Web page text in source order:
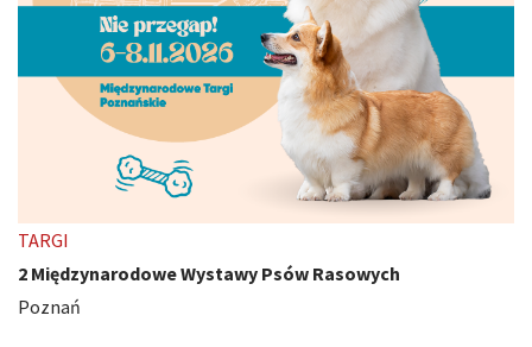
TARGI
2 Międzynarodowe Wystawy Psów Rasowych
Poznań